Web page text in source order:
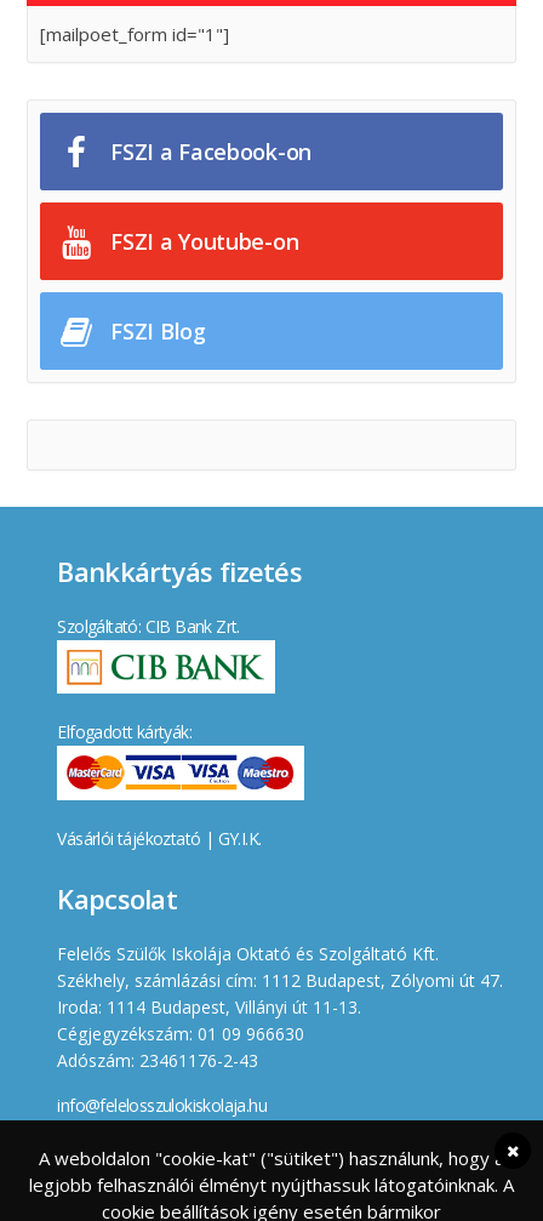
[mailpoet_form id="1"]
FSZI a Facebook-on
FSZI a Youtube-on
FSZI Blog
Bankkártyás fizetés
Szolgáltató: CIB Bank Zrt.
Elfogadott kártyák:
Vásárlói tájékoztató | GY.I.K.
Kapcsolat
Felelős Szülők Iskolája Oktató és Szolgáltató Kft.
Székhely, számlázási cím: 1112 Budapest, Zólyomi út 47.
Iroda: 1114 Budapest, Villányi út 11-13.
Cégjegyzékszám: 01 09 966630
Adószám: 23461176-2-43
info@felelosszulokiskolaja.hu
A weboldalon "cookie-kat" ("sütiket") használunk, hogy a
legjobb felhasználói élményt nyújthassuk látogatóinknak. A
cookie beállítások igény esetén bármikor